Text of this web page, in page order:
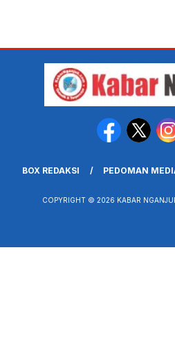
BOX REDAKSI PEDOMAN
COPYRIGHT © 2026 KABAR